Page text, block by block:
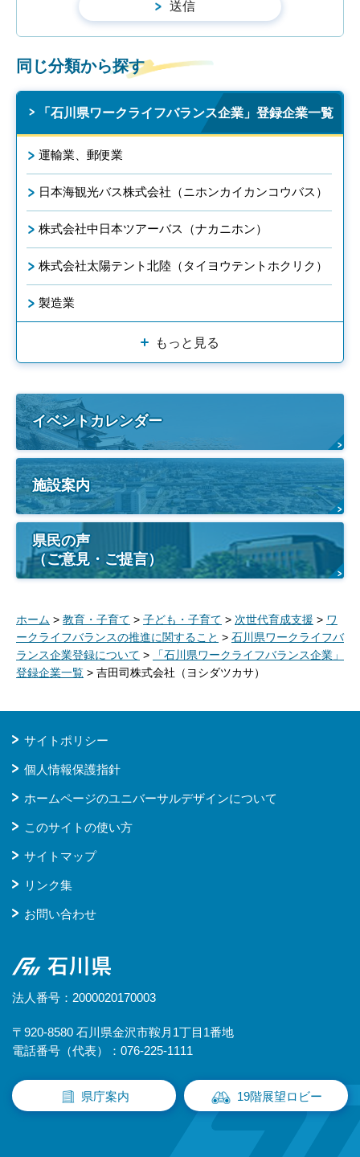
同じ分類から探す
「石川県ワークライフバランス企業」登録企業一覧
運輸業、郵便業
日本海観光バス株式会社（ニホンカイカンコウバス）
株式会社中日本ツアーバス（ナカニホン）
株式会社太陽テント北陸（タイヨウテントホクリク）
製造業
もっと見る
イベントカレンダー
施設案内
県民の声
（ご意見・ご提言）
ホーム > 教育・子育て > 子ども・子育て > 次世代育成支援 > ワ
ークライフバランスの推進に関すること > 石川県ワークライフバ
ランス企業登録について >
「石川県ワークライフバランス企業」
登録企業一覧 > 吉田司株式会社（ヨシダツカサ）
サイトポリシー
個人情報保護指針
ホームページのユニバーサルデザインについて
このサイトの使い方
サイトマップ
リンク集
お問い合わせ
石川県
法人番号：2000020170003
〒920-8580 石川県金沢市鞍月1丁目1番地
電話番号（代表）：076-225-1111
県庁案内 19階展望ロビー